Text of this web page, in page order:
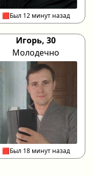
🟥Был 12 минут назад
Игорь, 30
Молодечно
🟥Был 18 минут назад